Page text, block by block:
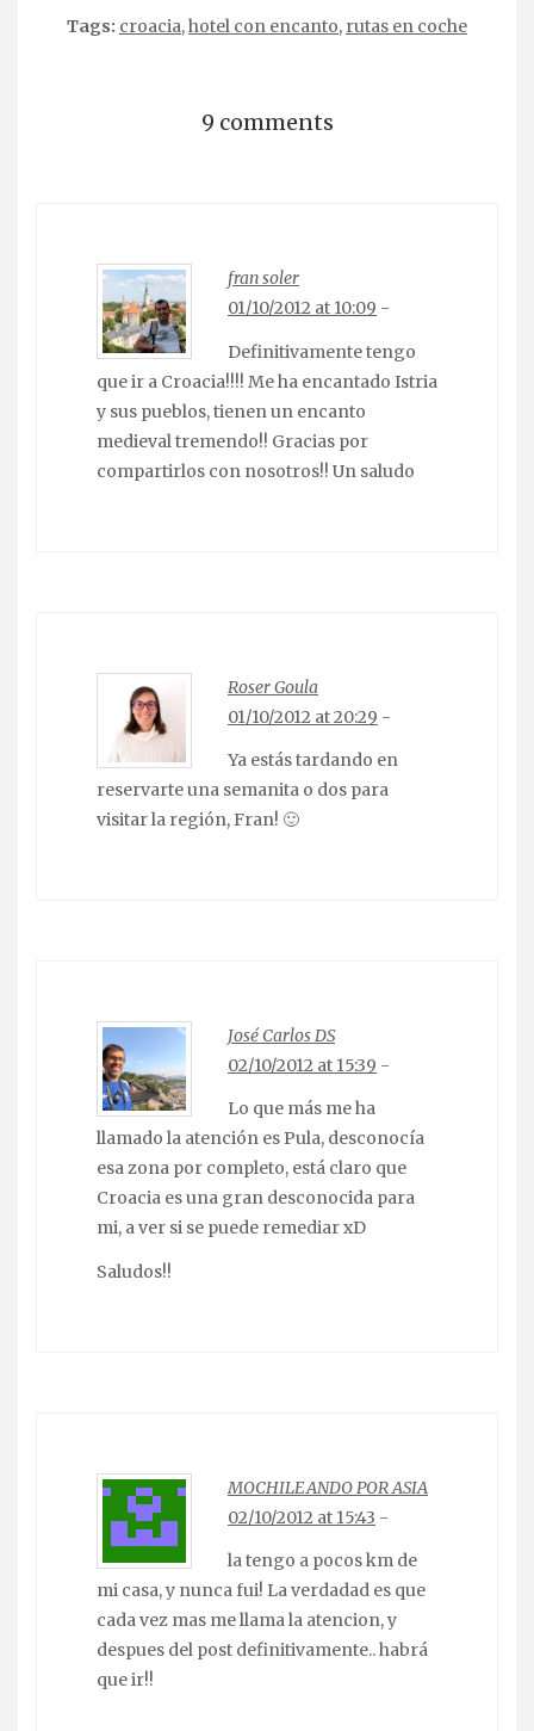
Tags: croacia,hotel con encanto, rutas en coche
9 comments
fran soler
01/10/2012 at 10:09 -
Definitivamente tengo
que ir a Croacia!!!! Me ha encantado Istria
y sus pueblos, tienen un encanto
medieval tremendo!! Gracias por
compartirlos con nosotros!! Un saludo
Roser Goula
01/10/2012 at 20:29 -
Ya estás tardando en
reservarte una semanita o dos para
visitar la región, Fran! 🙂
José Carlos DS
02/10/2012 at 15:39 -
Lo que más me ha
llamado la atención es Pula, desconocía
esa zona por completo, está claro que
Croacia es una gran desconocida para
mi, a ver si se puede remediar xD
Saludos!!
MOCHILEANDO POR ASIA
02/10/2012 at 15:43 -
la tengo a pocos km de
mi casa, y nunca fui! La verdadad es que
cada vez mas me llama la atencion, y
despues del post definitivamente.. habrá
que ir!!